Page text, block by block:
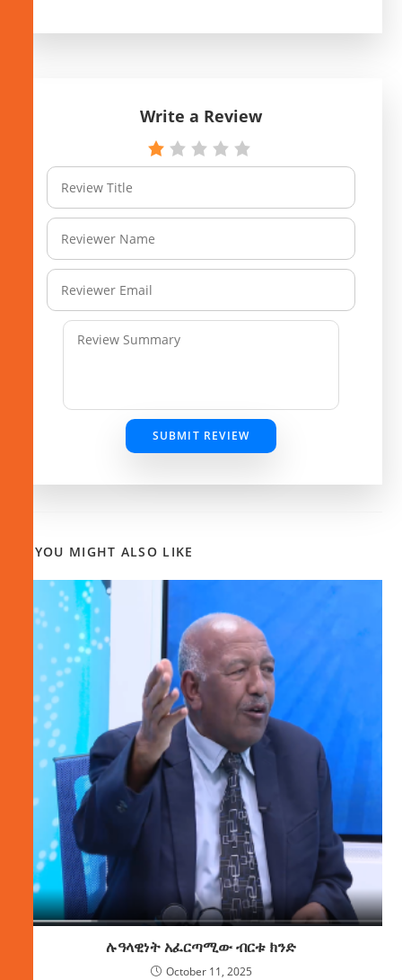
Write a Review
SUBMIT REVIEW
YOU MIGHT ALSO LIKE
ሉዓላዊነት አፈርጣሚው ብርቱ ክንድ
October 11, 2025